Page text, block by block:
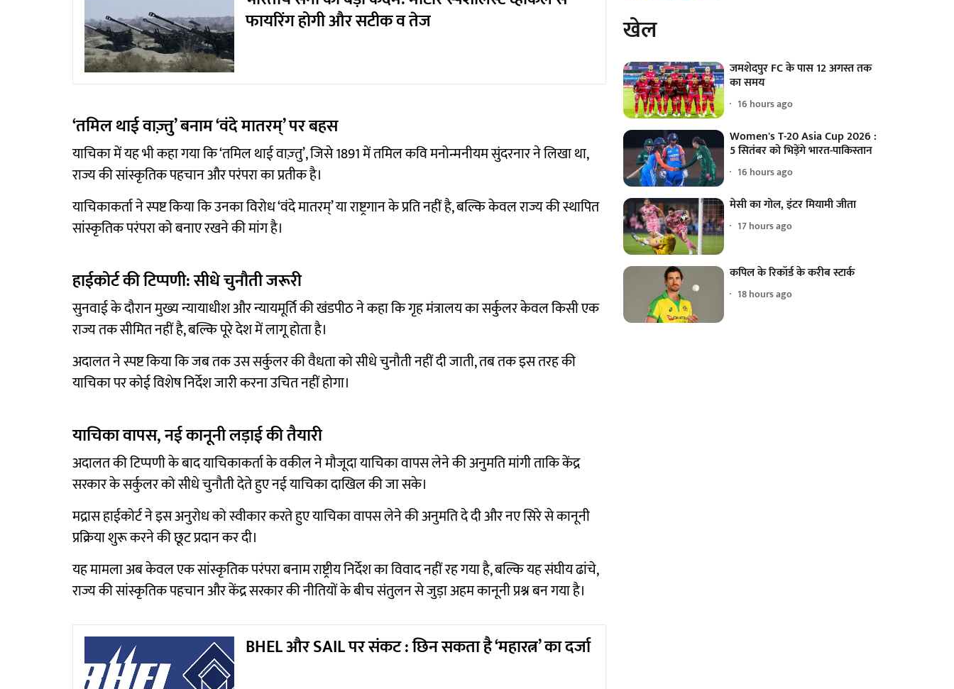
फायरिंग होगी और सटीक व तेज
‘तमिल थाई वाज़्तु’ बनाम ‘वंदे मातरम्’ पर बहस
याचिका में यह भी कहा गया कि ‘तमिल थाई वाज़्तु’, जिसे 1891 में तमिल कवि मनोन्मनीयम सुंदरनार ने लिखा था,
राज्य की सांस्कृतिक पहचान और परंपरा का प्रतीक है।
याचिकाकर्ता ने स्पष्ट किया कि उनका विरोध ‘वंदे मातरम्’ या राष्ट्रगान के प्रति नहीं है, बल्कि केवल राज्य की स्थापित
सांस्कृतिक परंपरा को बनाए रखने की मांग है।
हाईकोर्ट की टिप्पणी: सीधे चुनौती जरूरी
सुनवाई के दौरान मुख्य न्यायाधीश और न्यायमूर्ति की खंडपीठ ने कहा कि गृह मंत्रालय का सर्कुलर केवल किसी एक
राज्य तक सीमित नहीं है, बल्कि पूरे देश में लागू होता है।
अदालत ने स्पष्ट किया कि जब तक उस सर्कुलर की वैधता को सीधे चुनौती नहीं दी जाती, तब तक इस तरह की
याचिका पर कोई विशेष निर्देश जारी करना उचित नहीं होगा।
याचिका वापस, नई कानूनी लड़ाई की तैयारी
अदालत की टिप्पणी के बाद याचिकाकर्ता के वकील ने मौजूदा याचिका वापस लेने की अनुमति मांगी ताकि केंद्र
सरकार के सर्कुलर को सीधे चुनौती देते हुए नई याचिका दाखिल की जा सके।
मद्रास हाईकोर्ट ने इस अनुरोध को स्वीकार करते हुए याचिका वापस लेने की अनुमति दे दी और नए सिरे से कानूनी
प्रक्रिया शुरू करने की छूट प्रदान कर दी।
यह मामला अब केवल एक सांस्कृतिक परंपरा बनाम राष्ट्रीय निर्देश का विवाद नहीं रह गया है, बल्कि यह संघीय ढांचे,
राज्य की सांस्कृतिक पहचान और केंद्र सरकार की नीतियों के बीच संतुलन से जुड़ा अहम कानूनी प्रश्न बन गया है।
BHEL और SAIL पर संकट : छिन सकता है ‘महारत्न’ का दर्जा
खेल
जमशेदपुर FC के पास 12 अगस्त तक
का समय
16 hours ago
Women's T-20 Asia Cup 2026 :
5 सितंबर को भिड़ेंगे भारत-पाकिस्तान
16 hours ago
मेसी का गोल, इंटर मियामी जीता
17 hours ago
कपिल के रिकॉर्ड के करीब स्टार्क
18 hours ago